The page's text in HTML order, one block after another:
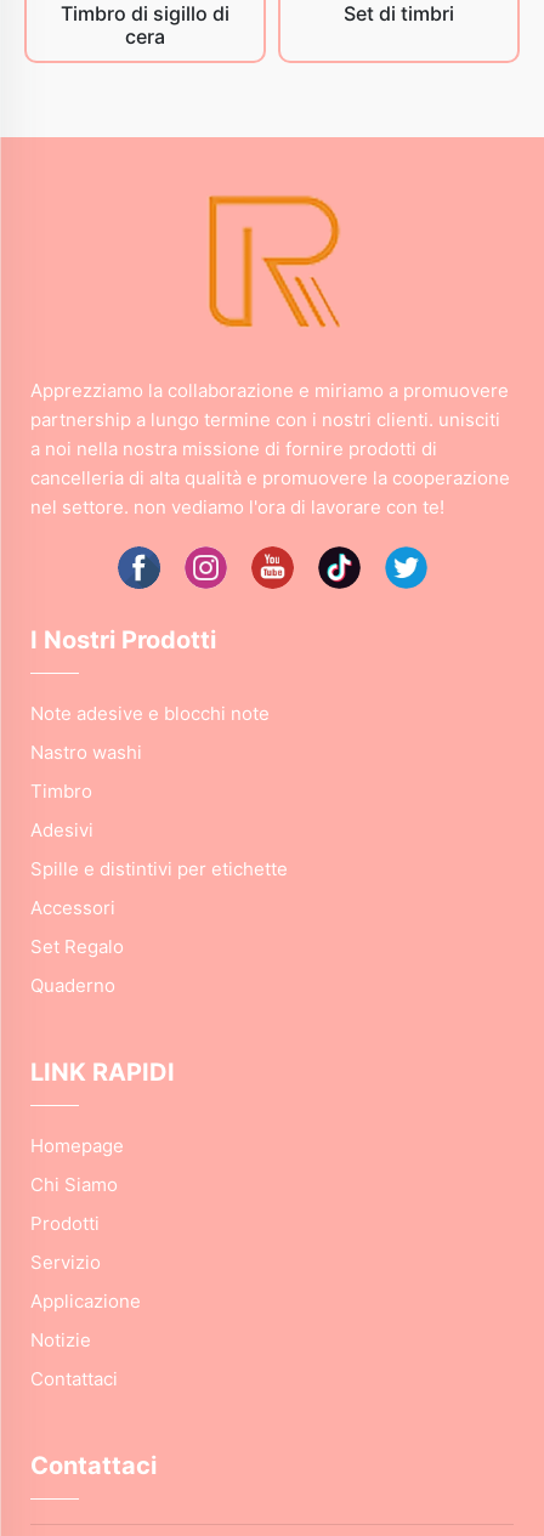
Timbro di sigillo di
cera
Set di timbri
Apprezziamo la collaborazione e miriamo a promuovere
partnership a lungo termine con i nostri clienti. unisciti
a noi nella nostra missione di fornire prodotti di
cancelleria di alta qualità e promuovere la cooperazione
nel settore. non vediamo l'ora di lavorare con te!
I Nostri Prodotti
Note adesive e blocchi note
Nastro washi
Timbro
Adesivi
Spille e distintivi per etichette
Accessori
Set Regalo
Quaderno
LINK RAPIDI
Homepage
Chi Siamo
Prodotti
Servizio
Applicazione
Notizie
Contattaci
Contattaci